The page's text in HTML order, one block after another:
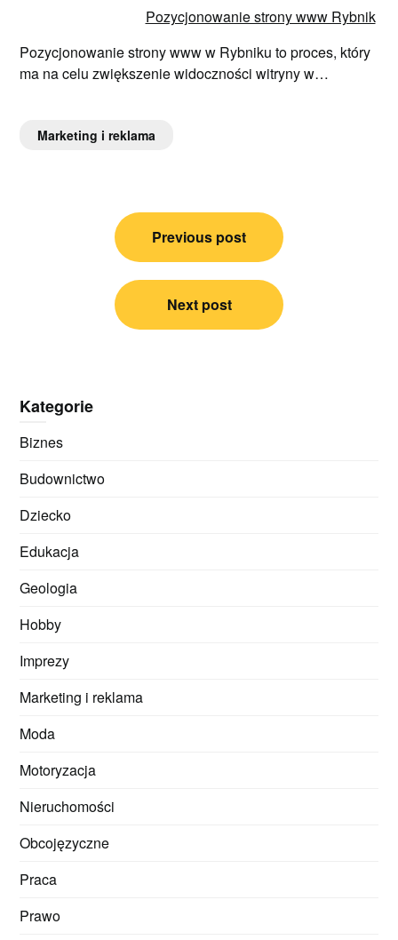
Pozycjonowanie strony www Rybnik
Pozycjonowanie strony www w Rybniku to proces, który
ma na celu zwiększenie widoczności witryny w…
Marketing i reklama
Nawigacja
Previous post
Next post
Kategorie
Biznes
Budownictwo
Dziecko
Edukacja
Geologia
Hobby
Imprezy
Marketing i reklama
Moda
Motoryzacja
Nieruchomości
Obcojęzyczne
Praca
Prawo